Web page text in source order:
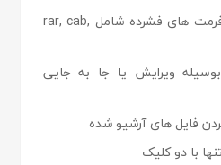
باز کردن و استخراج دیگر فرمت های فشرده شامل rar, cab,
مدیریت فایل های ZIP بوسیله ویرایش یا جا به جایی